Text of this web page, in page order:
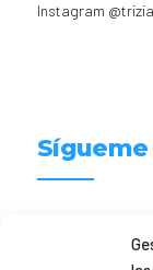
Instagram